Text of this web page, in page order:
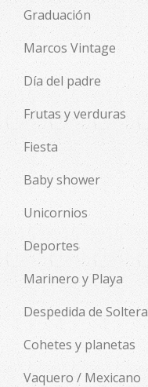
Graduación
Marcos Vintage
Día del padre
Frutas y verduras
Fiesta
Baby shower
Unicornios
Deportes
Marinero y Playa
Despedida de Soltera
Cohetes y planetas
Vaquero / Mexicano